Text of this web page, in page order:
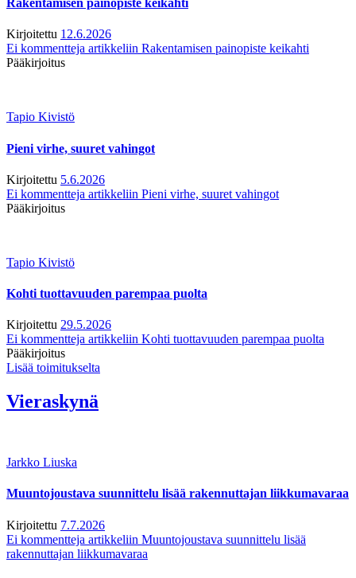
Rakentamisen painopiste keikahti
Kirjoitettu 12.6.2026
Ei kommentteja artikkeliin Rakentamisen painopiste keikahti
Pääkirjoitus
Tapio Kivistö
Pieni virhe, suuret vahingot
Kirjoitettu 5.6.2026
Ei kommentteja artikkeliin Pieni virhe, suuret vahingot
Pääkirjoitus
Tapio Kivistö
Kohti tuottavuuden parempaa puolta
Kirjoitettu 29.5.2026
Ei kommentteja artikkeliin Kohti tuottavuuden parempaa puolta
Pääkirjoitus
Lisää toimitukselta
Vieraskynä
Jarkko Liuska
Muuntojoustava suunnittelu lisää rakennuttajan liikkumavaraa
Kirjoitettu 7.7.2026
Ei kommentteja artikkeliin Muuntojoustava suunnittelu lisää
rakennuttajan liikkumavaraa